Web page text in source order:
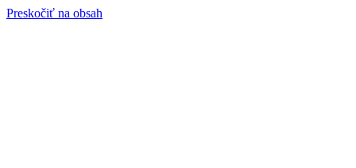
Preskočiť na obsah